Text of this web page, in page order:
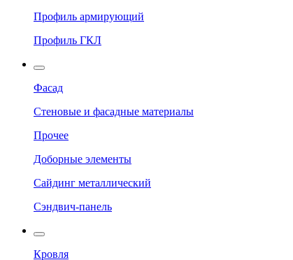
Профиль армирующий
Профиль ГКЛ
Фасад
Стеновые и фасадные материалы
Прочее
Доборные элементы
Сайдинг металлический
Сэндвич-панель
Кровля